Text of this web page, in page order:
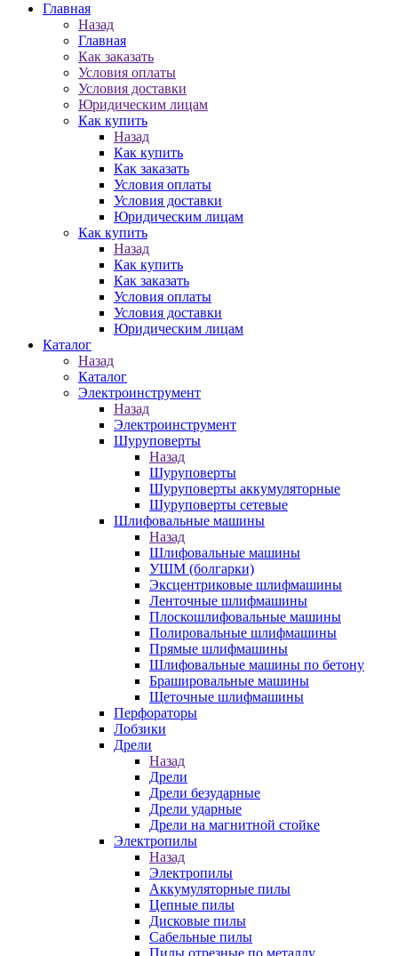
Главная
Назад
Главная
Как заказать
Условия оплаты
Условия доставки
Юридическим лицам
Как купить
Назад
Как купить
Как заказать
Условия оплаты
Условия доставки
Юридическим лицам
Как купить
Назад
Как купить
Как заказать
Условия оплаты
Условия доставки
Юридическим лицам
Каталог
Назад
Каталог
Электроинструмент
Назад
Электроинструмент
Шуруповерты
Назад
Шуруповерты
Шуруповерты аккумуляторные
Шуруповерты сетевые
Шлифовальные машины
Назад
Шлифовальные машины
УШМ (болгарки)
Эксцентриковые шлифмашины
Ленточные шлифмашины
Плоскошлифовальные машины
Полировальные шлифмашины
Прямые шлифмашины
Шлифовальные машины по бетону
Брашировальные машины
Щеточные шлифмашины
Перфораторы
Лобзики
Дрели
Назад
Дрели
Дрели безударные
Дрели ударные
Дрели на магнитной стойке
Электропилы
Назад
Электропилы
Аккумуляторные пилы
Цепные пилы
Дисковые пилы
Сабельные пилы
Пилы отрезные по металлу